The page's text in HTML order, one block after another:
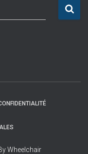
Wheelchair